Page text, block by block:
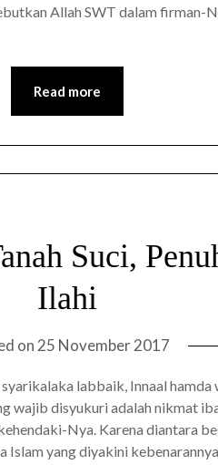
Allah SWT dalam firman-
Read more
Suci,
Ilahi
on 25 November 2017
labbaik, Innaal hamda
wajib disyukuri adalah nikmat
Nya. Karena diantara
yang diyakini